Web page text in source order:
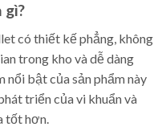
gì?
có thiết kế phẳng, không
trong kho và dễ dàng
nổi bật của sản phẩm này
triển của vi khuẩn và
tốt hơn.